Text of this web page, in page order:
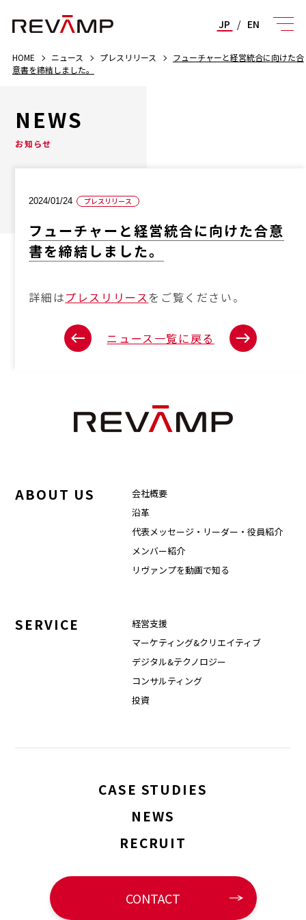
JP / EN
HOME ニュース プレスリリース
フューチャーと経営統合に向けた合
意書を締結しました。
NEWS
お知らせ
2024/01/24 プレスリリース
フューチャーと経営統合に向けた合意
書を締結しました。
詳細はプレスリリースをご覧ください。
ニュース一覧に戻る
ABOUT US
会社概要
沿革
代表メッセージ・リーダー・役員紹介
メンバー紹介
リヴァンプを動画で知る
SERVICE
経営支援
マーケティング&クリエイティブ
デジタル&テクノロジー
コンサルティング
投資
CASE STUDIES
NEWS
RECRUIT
CONTACT